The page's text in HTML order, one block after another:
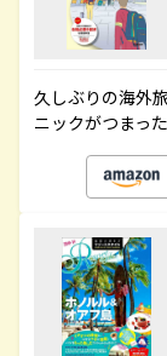
久しぶりの海外
ニックがつまっ